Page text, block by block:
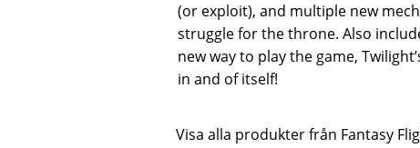
(or exploit), and multiple new
struggle for the throne. Also
new way to play the game,
in and of itself!
Visa alla produkter från Fantasy